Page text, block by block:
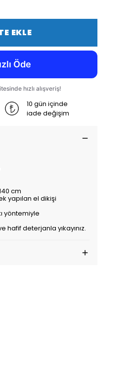
EKLE
10 gün içinde
iade değişim
cm
yapılan el dikişi
yöntemiyle
hafif deterjanla yıkayınız.